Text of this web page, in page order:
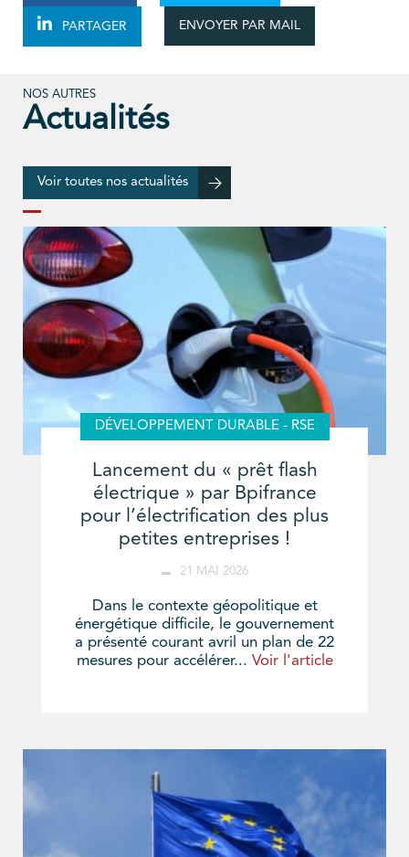
PARTAGER ENVOYER PAR MAIL
NOS AUTRES
Actualités
Voir toutes nos actualités
DÉVELOPPEMENT DURABLE - RSE
Lancement du « prêt flash
électrique » par Bpifrance
pour l’électrification des plus
petites entreprises !
21 MAI 2026
Dans le contexte géopolitique et
énergétique difficile, le gouvernement
a présenté courant avril un plan de 22
mesures pour accélérer... Voir l'article